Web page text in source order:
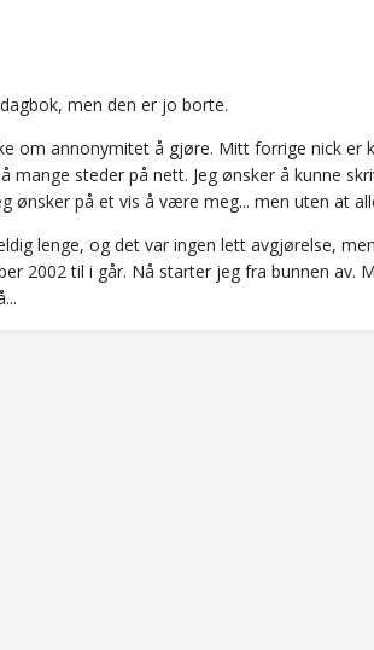
men den er jo borte.
om annonymitet å gjøre. Mitt forrige nick er
mange steder på nett. Jeg ønsker å kunne
ønsker på et vis å være meg... men uten at
lenge, og det var ingen lett avgjørelse,
2002 til i går. Nå starter jeg fra bunnen av.